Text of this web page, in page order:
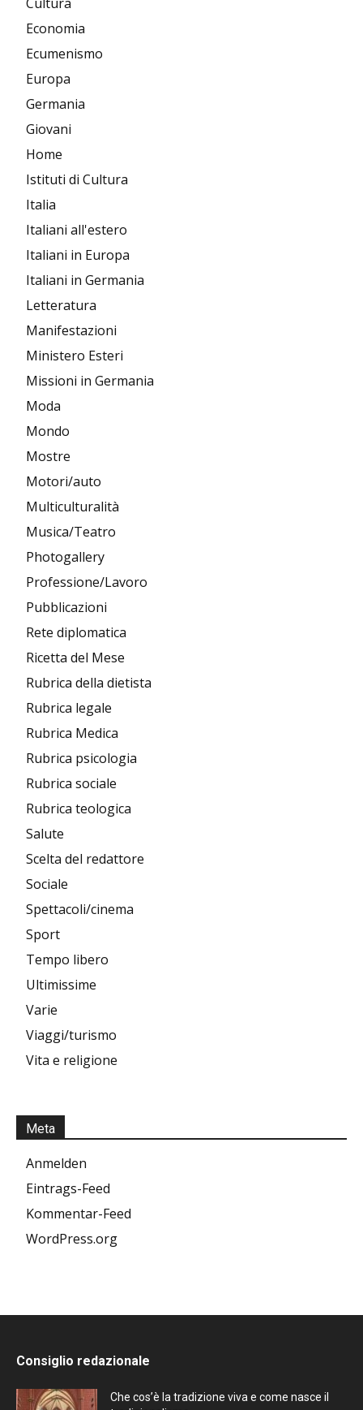
Economia
Ecumenismo
Europa
Germania
Giovani
Home
Istituti di Cultura
Italia
Italiani all'estero
Italiani in Europa
Italiani in Germania
Letteratura
Manifestazioni
Ministero Esteri
Missioni in Germania
Moda
Mondo
Mostre
Motori/auto
Multiculturalità
Musica/Teatro
Photogallery
Professione/Lavoro
Pubblicazioni
Rete diplomatica
Ricetta del Mese
Rubrica della dietista
Rubrica legale
Rubrica Medica
Rubrica psicologia
Rubrica sociale
Rubrica teologica
Salute
Scelta del redattore
Sociale
Spettacoli/cinema
Sport
Tempo libero
Ultimissime
Varie
Viaggi/turismo
Vita e religione
Meta
Anmelden
Eintrags-Feed
Kommentar-Feed
WordPress.org
Consiglio redazionale
Che cos’è la tradizione viva e come nasce il